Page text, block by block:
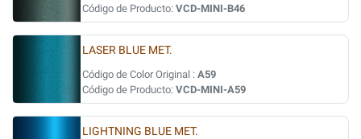
Código de Producto: VCD-MINI-B46
LASER BLUE MET.
Código de Color Original : A59
Código de Producto: VCD-MINI-A59
LIGHTNING BLUE MET.